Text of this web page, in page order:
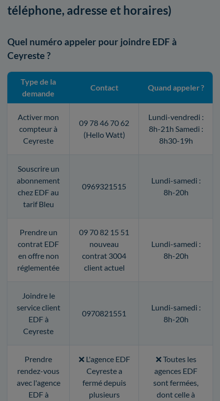
téléphone, adresse et horaires)
Quel numéro appeler pour joindre EDF à
Ceyreste ?
Type de la
demande
Contact Quand appeler ?
Activer mon
compteur à
Ceyreste
09 78 46 70 62
(Hello Watt)
Lundi-vendredi :
8h-21h Samedi :
8h30-19h
Souscrire un
abonnement
chez EDF au
tarif Bleu
0969321515
Lundi-samedi :
8h-20h
Prendre un
contrat EDF
en offre non
réglementée
09 70 82 15 51
nouveau
contrat 3004
client actuel
Lundi-samedi :
8h-20h
Joindre le
service client
EDF à
Ceyreste
0970821551
Lundi-samedi :
8h-20h
Prendre
rendez-vous
avec l'agence
EDF à
❌ L'agence EDF
Ceyreste a
fermé depuis
plusieurs
❌ Toutes les
agences EDF
sont fermées,
dont celle à